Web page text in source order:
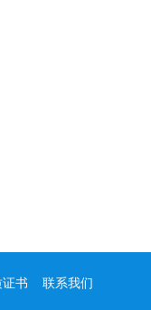
证书 联系我们